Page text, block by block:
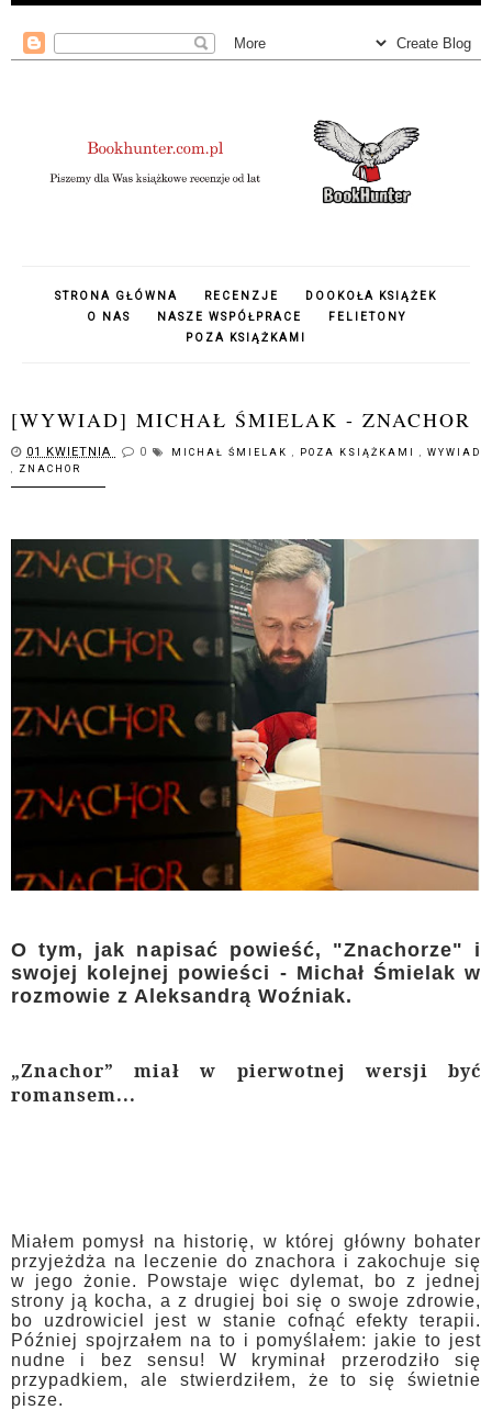
STRONA GŁÓWNA RECENZJE
DOOKOŁA KSIĄŻEK
O NAS
NASZE WSPÓŁPRACE
FELIETONY
POZA KSIĄŻKAMI
[WYWIAD] MICHAŁ ŚMIELAK - ZNACHOR
01 KWIETNIA 0 MICHAŁ ŚMIELAK , POZA KSIĄŻKAMI ,WYWIAD
, ZNACHOR
O tym, jak napisać powieść, "Znachorze" i
swojej kolejnej powieści - Michał Śmielak w
rozmowie z Aleksandrą Woźniak.
„Znachor” miał w pierwotnej wersji być
romansem...
Miałem pomysł na historię, w której główny bohater
przyjeżdża na leczenie do znachora i zakochuje się
w jego żonie. Powstaje więc dylemat, bo z jednej
strony ją kocha, a z drugiej boi się o swoje zdrowie,
bo uzdrowiciel jest w stanie cofnąć efekty terapii.
Później spojrzałem na to i pomyślałem: jakie to jest
nudne i bez sensu! W kryminał przerodziło się
przypadkiem, ale stwierdziłem, że to się świetnie
pisze.